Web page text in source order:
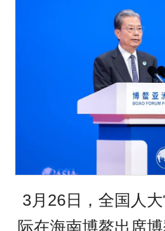
3月26日，全国人
际在海南博鳌出席